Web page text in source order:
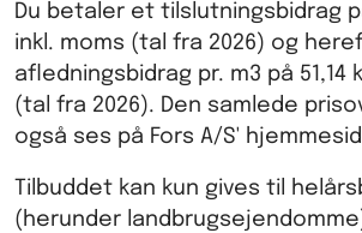
Du betaler et tilslutningsbidrag
inkl. moms (tal fra 2026) og
afledningsbidrag pr. m3 på 51,14
(tal fra 2026). Den samlede
også ses på Fors A/S'
Tilbuddet kan kun gives til
(herunder